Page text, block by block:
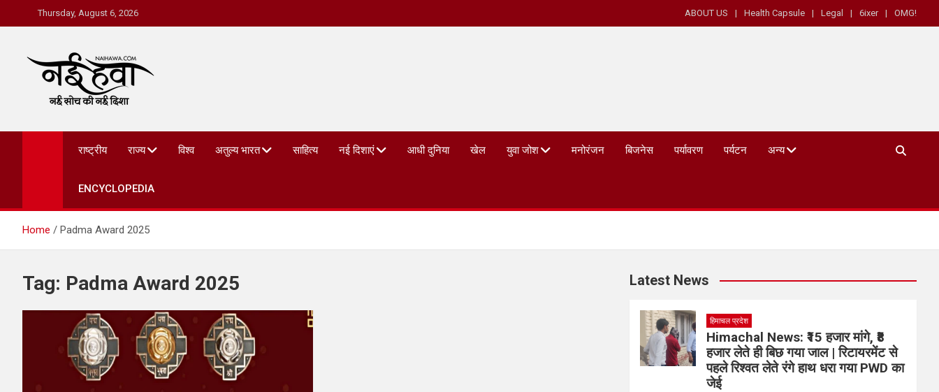
Thursday, August 6, 2026 ABOUT US Health Capsule Legal 6ixer OMG!
Nai Hawa
राष्ट्रीय राज्य विश्व अतुल्य भारत साहित्य नई दिशाएं आधी दुनिया खेल युवा जोश मनोरंजन बिजनेस पर्यावरण पर्यटन अन्य
ENCYCLOPEDIA
Home Padma Award 2025
Tag: Padma Award 2025 Latest News
हिमाचल प्रदेश
Himachal News: ₹15 हजार मांगे, ₹8
हजार लेते ही बिछ गया जाल | रिटायरमेंट से
पहले रिश्वत लेते रंगे हाथ धरा गया PWD का
जेई